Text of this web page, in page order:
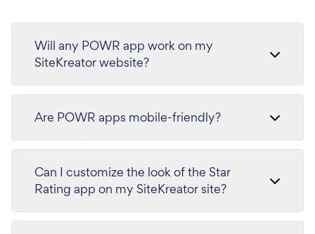
Will any POWR app work on my
SiteKreator website?
Are POWR apps mobile-friendly?
Can I customize the look of the Star
Rating app on my SiteKreator site?